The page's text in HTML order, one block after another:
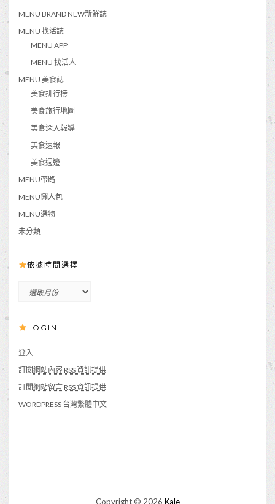
MENU BRAND NEW新鮮誌
MENU 找活誌
MENU APP
MENU 找活人
MENU 美食誌
美食排行榜
美食旅行地圖
美食深入報導
美食速報
美食週邊
MENU帶路
MENU懶人包
MENU選物
未分類
依據時間選擇
間
擇
LOGIN
登入
訂閱網站內容 RSS 資訊提供
訂閱網站留言 RSS 資訊提供
WORDPRESS 台灣繁體中文
Copyright © 2026 Kale